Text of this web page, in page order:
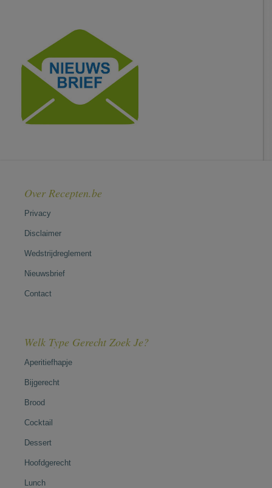
Over Recepten.be
Privacy
Disclaimer
Wedstrijdreglement
Nieuwsbrief
Contact
Welk Type Gerecht Zoek Je?
Aperitiefhapje
Bijgerecht
Brood
Cocktail
Dessert
Hoofdgerecht
Lunch